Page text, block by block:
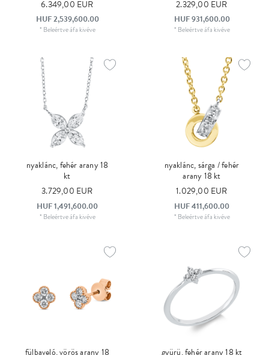
6.349,00 EUR
HUF 2,539,600.00
* Beleértve áfa kivéve
2.329,00 EUR
HUF 931,600.00
* Beleértve áfa kivéve
nyaklánc, fehér arany 18
kt
3.729,00 EUR
HUF 1,491,600.00
* Beleértve áfa kivéve
nyaklánc, sárga / fehér
arany 18 kt
1.029,00 EUR
HUF 411,600.00
* Beleértve áfa kivéve
fülbaveló, vörös arany 18
gyürü, fehér arany 18 kt